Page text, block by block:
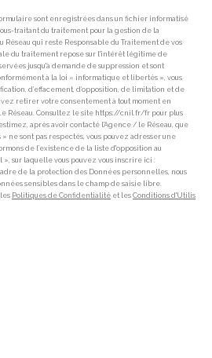
sont enregistrées dans un fichier informatisé
traitant du traitement pour la gestion de la
qui reste Responsable du Traitement de vos
du traitement repose sur l'intérêt légitime de
jusqu'à demande de suppression et sont
à la loi « informatique et libertés », vous
d’effacement, d’opposition, de limitation et de
retirer votre consentement à tout moment en
Réseau. Consultez le site https://cnil.fr/fr pour plus
après avoir contacté l'Agence / le Réseau, que
ne sont pas respectés, vous pouvez adresser une
de l’existence de la liste d'opposition au
sur laquelle vous pouvez vous inscrire ici :
de la protection des Données personnelles, nous
sensibles dans le champ de saisie libre.
Politiques de Confidentialité et les Conditions d'Utilis